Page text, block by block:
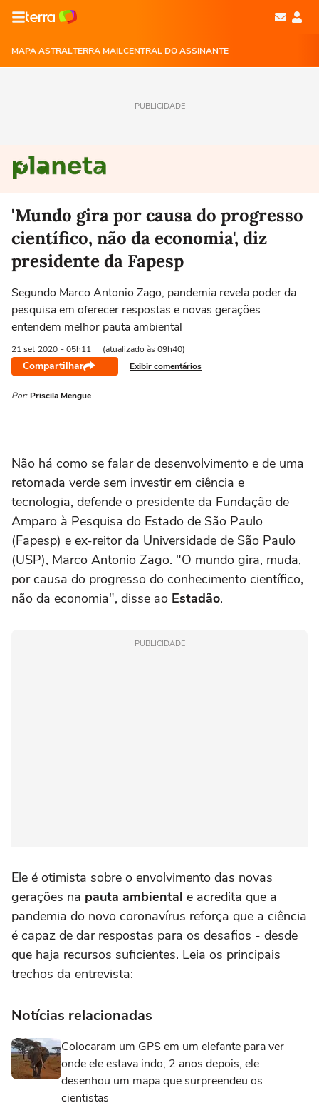
MAPA ASTRALTERRA MAILCENTRAL DO ASSINANTE
PUBLICIDADE
'Mundo gira por causa do progresso
científico, não da economia', diz
presidente da Fapesp
Segundo Marco Antonio Zago, pandemia revela poder da
pesquisa em oferecer respostas e novas gerações
entendem melhor pauta ambiental
21 set 2020 - 05h11 (atualizado às 09h40)
Compartilhar Exibir comentários
Por: Priscila Mengue
Não há como se falar de desenvolvimento e de uma
retomada verde sem investir em ciência e
tecnologia, defende o presidente da Fundação de
Amparo à Pesquisa do Estado de São Paulo
(Fapesp) e ex-reitor da Universidade de São Paulo
(USP), Marco Antonio Zago. "O mundo gira, muda,
por causa do progresso do conhecimento científico,
não da economia", disse ao Estadão.
PUBLICIDADE
Ele é otimista sobre o envolvimento das novas
gerações na pauta ambiental e acredita que a
pandemia do novo coronavírus reforça que a ciência
é capaz de dar respostas para os desafios - desde
que haja recursos suficientes. Leia os principais
trechos da entrevista:
Notícias relacionadas
Colocaram um GPS em um elefante para ver
onde ele estava indo; 2 anos depois, ele
desenhou um mapa que surpreendeu os
cientistas